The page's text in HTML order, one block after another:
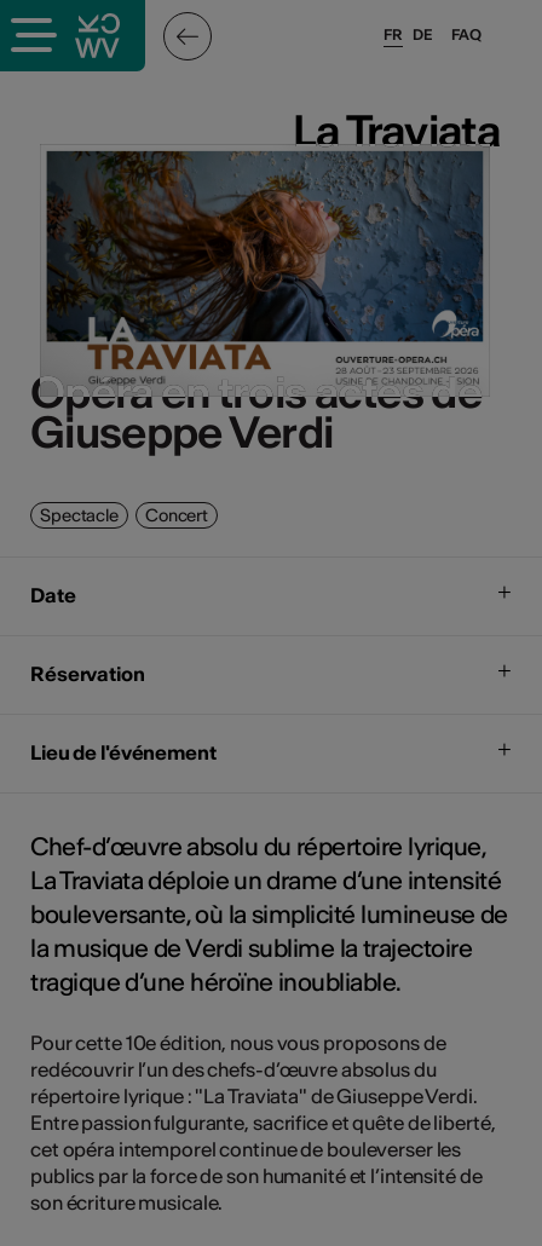
FAQ
FR DE
La Traviata
Opéra en trois actes de
Giuseppe Verdi
La Traviata
Opéra en trois actes de
Giuseppe Verdi
Spectacle Concert
Date
Réservation
Lieu de l'événement
Chef-d’œuvre absolu du répertoire lyrique,
La Traviata déploie un drame d’une intensité
bouleversante, où la simplicité lumineuse de
la musique de Verdi sublime la trajectoire
tragique d’une héroïne inoubliable.
Pour cette 10e édition, nous vous proposons de
redécouvrir l’un des chefs-d’œuvre absolus du
répertoire lyrique : "La Traviata" de Giuseppe Verdi.
Entre passion fulgurante, sacrifice et quête de liberté,
cet opéra intemporel continue de bouleverser les
publics par la force de son humanité et l’intensité de
son écriture musicale.